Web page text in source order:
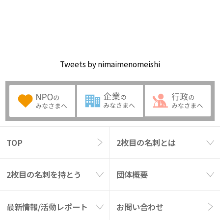
Tweets by nimaimenomeishi
TOP 2枚目の名刺とは
2枚目の名刺を持とう 団体概要
最新情報/活動レポート お問い合わせ